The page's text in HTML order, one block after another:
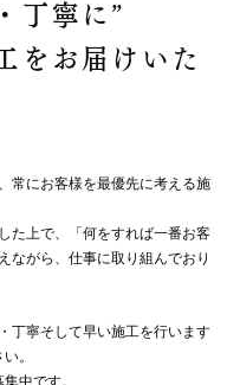
丁寧に”
をお届けいた
常にお客様を最優先に考える施
た上で、「何をすれば一番お客
ながら、仕事に取り組んでおり
丁寧そして早い施工を行います
。